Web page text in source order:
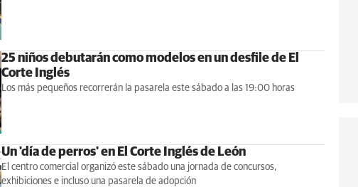
25 niños debutarán como modelos en un desfile de El
Corte Inglés
Los más pequeños recorrerán la pasarela este sábado a las 19:00 horas
Un 'día de perros' en El Corte Inglés de León
El centro comercial organizó este sábado una jornada de concursos,
exhibiciones e incluso una pasarela de adopción